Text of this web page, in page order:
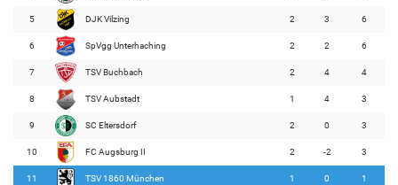
5 DJK Vilzing 2 3 6
6 SpVgg Unterhaching 2 2 6
7 TSV Buchbach 2 4 4
8 TSV Aubstadt 1 4 3
9 SC Eltersdorf 2 0 3
10 FC Augsburg II 2 -2 3
11 TSV 1860 München 1 0 1